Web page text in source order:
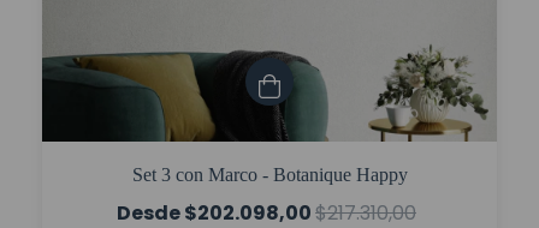
Set 3 con Marco - Botanique Happy
$202.098,00$217.310,00